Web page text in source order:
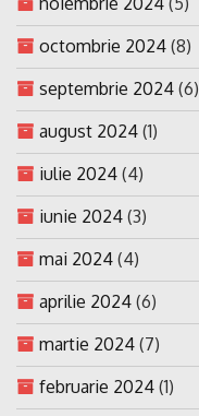
octombrie 2024 (8)
septembrie 2024 (6)
august 2024 (1)
iulie 2024 (4)
iunie 2024 (3)
mai 2024 (4)
aprilie 2024 (6)
martie 2024 (7)
februarie 2024 (1)